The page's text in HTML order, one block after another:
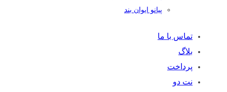
پیانو ایوان بند
تماس با ما
بلاگ
پرداخت
نت دو